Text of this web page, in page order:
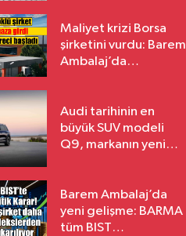
Maliyet krizi Borsa
şirketini vurdu: Barem
Ambalaj’da
Audi tarihinin en
büyük SUV modeli
Q9, markanın yeni
Barem Ambalaj’da
yeni gelişme: BARMA
tüm BIST